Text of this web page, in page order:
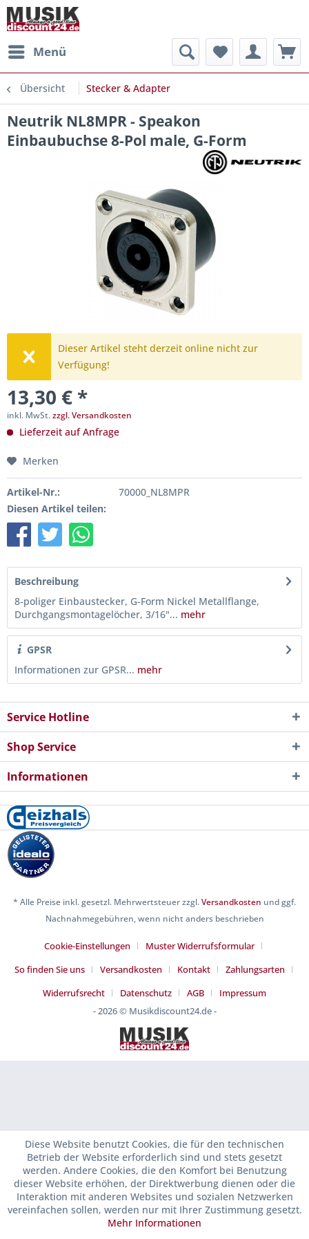
Menü
Übersicht Stecker & Adapter
Neutrik NL8MPR - Speakon
Einbaubuchse 8-Pol male, G-Form
Dieser Artikel steht derzeit online nicht zur
Verfügung!
13,30 € *
inkl. MwSt.zzgl. Versandkosten
Lieferzeit auf Anfrage
Merken
Artikel-Nr.:
70000_NL8MPR
Diesen Artikel teilen:
Beschreibung
8-poliger Einbaustecker, G-Form Nickel Metallflange,
Durchgangsmontagelöcher, 3/16"... mehr
GPSR
Informationen zur GPSR... mehr
Service Hotline
Shop Service
Informationen
* Alle Preise inkl. gesetzl. Mehrwertsteuer zzgl.Versandkosten und ggf.
Nachnahmegebühren, wenn nicht anders beschrieben
Cookie-Einstellungen
Muster Widerrufsformular
So finden Sie uns
Versandkosten Kontakt
Zahlungsarten
Widerrufsrecht
Datenschutz AGB
Impressum
- 2026 © Musikdiscount24.de -
Diese Website benutzt Cookies, die für den technischen
Betrieb der Website erforderlich sind und stets gesetzt
werden. Andere Cookies, die den Komfort bei Benutzung
dieser Website erhöhen, der Direktwerbung dienen oder die
Interaktion mit anderen Websites und sozialen Netzwerken
vereinfachen sollen, werden nur mit Ihrer Zustimmung gesetzt.
Mehr Informationen